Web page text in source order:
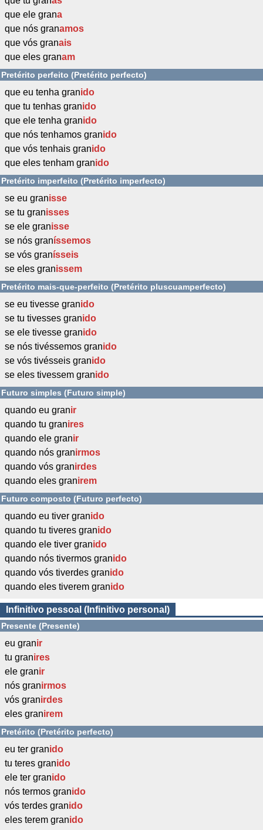
que ele grana
que nós granamos
que vós granais
que eles granam
Pretérito perfeito (Pretérito perfecto)
que eu tenha granido
que tu tenhas granido
que ele tenha granido
que nós tenhamos granido
que vós tenhais granido
que eles tenham granido
Pretérito imperfeito (Pretérito imperfecto)
se eu granisse
se tu granisses
se ele granisse
se nós graníssemos
se vós granísseis
se eles granissem
Pretérito mais-que-perfeito (Pretérito pluscuamperfecto)
se eu tivesse granido
se tu tivesses granido
se ele tivesse granido
se nós tivéssemos granido
se vós tivésseis granido
se eles tivessem granido
Futuro simples (Futuro simple)
quando eu granir
quando tu granires
quando ele granir
quando nós granirmos
quando vós granirdes
quando eles granirem
Futuro composto (Futuro perfecto)
quando eu tiver granido
quando tu tiveres granido
quando ele tiver granido
quando nós tivermos granido
quando vós tiverdes granido
quando eles tiverem granido
Infinitivo pessoal (Infinitivo personal)
Presente (Presente)
eu granir
tu granires
ele granir
nós granirmos
vós granirdes
eles granirem
Pretérito (Pretérito perfecto)
eu ter granido
tu teres granido
ele ter granido
nós termos granido
vós terdes granido
eles terem granido